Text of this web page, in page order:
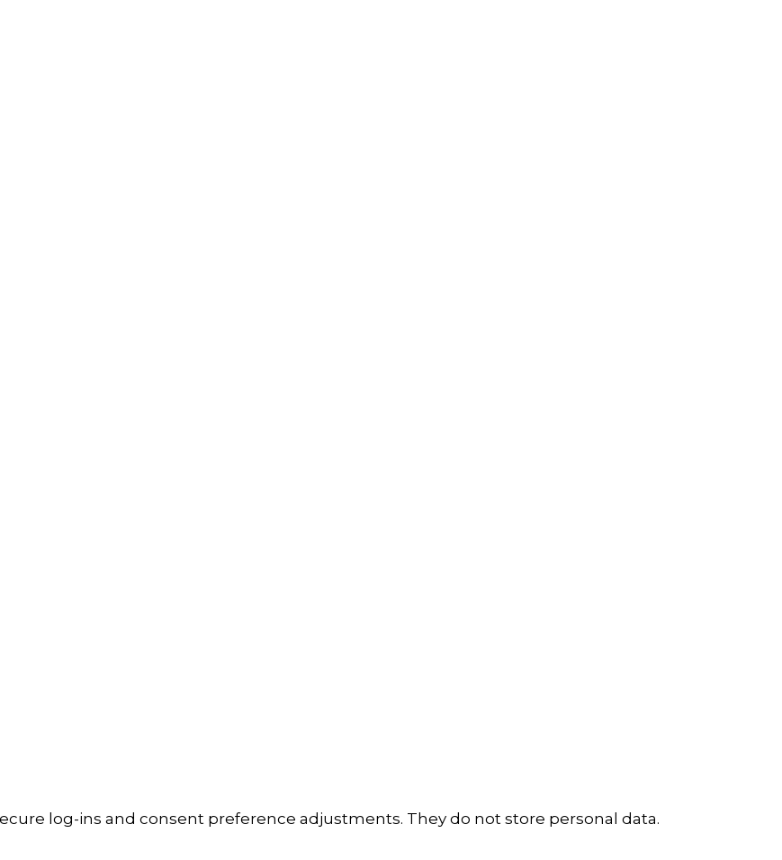
log-ins and consent preference adjustments. They do not store personal data.